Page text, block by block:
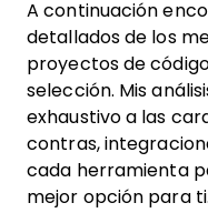
A continuación
detallados de los
proyectos de
selección. Mis
exhaustivo a las
contras,
cada herramienta
mejor opción para ti.